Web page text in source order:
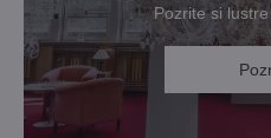
Pozrite si